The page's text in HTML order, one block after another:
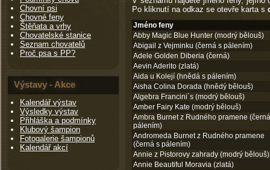
Chovní psi
Chovné feny
Štěňata a vrhy
Chovatelské stanice
Seznam chovatelů
Proč psa s PP?
Výstavy - Akce
Kalendář výstav
Výsledky výstav
Přihláška a podmínky
Klubový šampion
Fotogalerie šampionů
Kalendář akcí
Po kliknutí na odkaz se otevře karta s
Jméno feny
Abby Magic Blue Hunter (modrý bělouš)
Abigail z Vejminku (černá s pálením)
Adele Golden Diberia (černá)
Aevin Aderito (zlatá)
Aida u Kolejí (hnědá s pálením)
Aisha Colina Dorada (hnědý bělouš)
Algebra Francini´s (modrý bělouš)
Amber Fairy Kate (modrý bělouš)
Ambra Burnet z Rudného pramene
pálením)
Andromeda Burnet z Rudného pramene
(černá s pálením)
Annie z Pistorovy zahrady (modrý bělouš)
Annie Beautiful Moravia (zlatá)